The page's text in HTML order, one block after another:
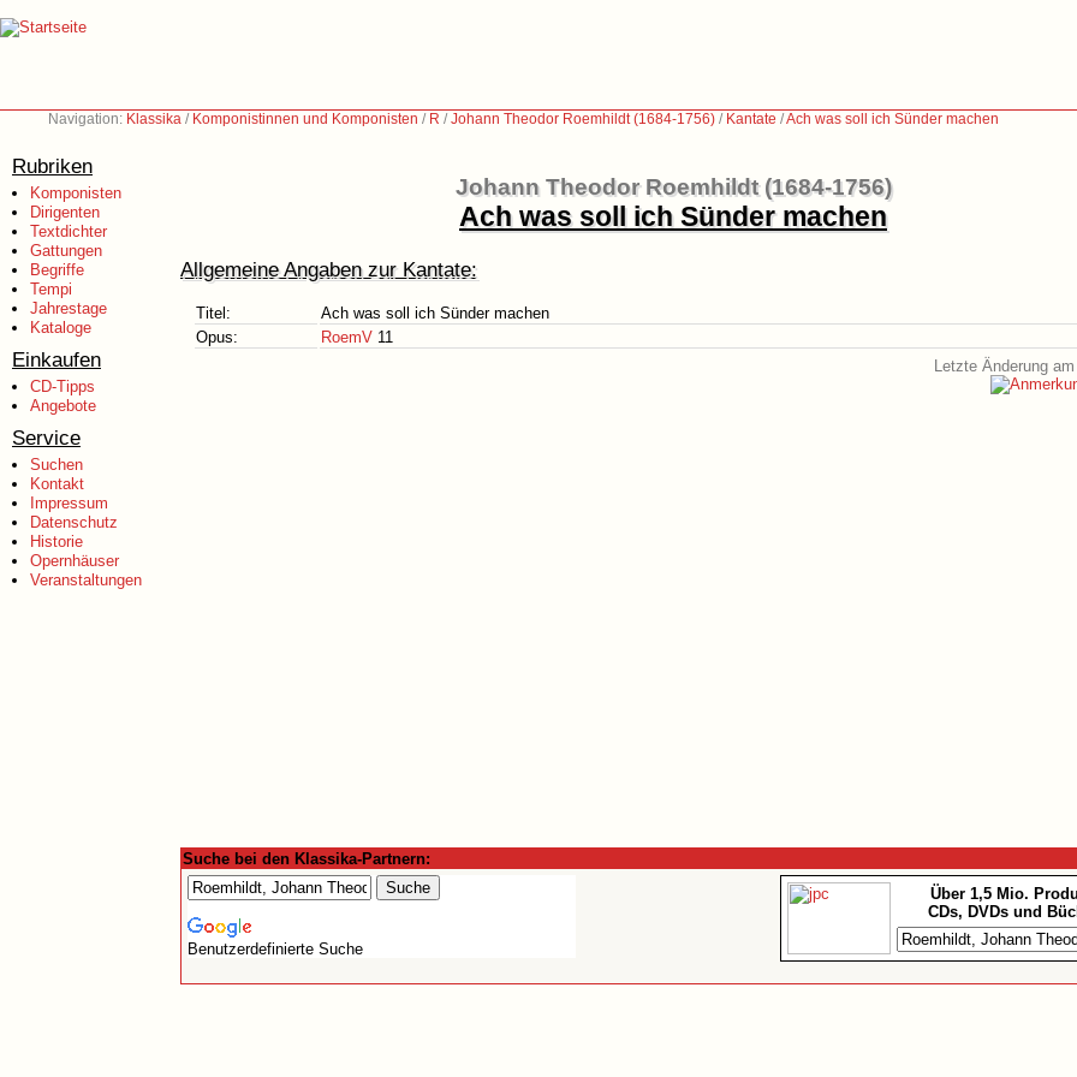
Navigation: Klassika / Komponistinnen und Komponisten / R /Johann Theodor Roemhildt (1684-1756) / Kantate /Ach was soll ich Sünder machen
Rubriken
Komponisten
Dirigenten
Textdichter
Gattungen
Begriffe
Tempi
Jahrestage
Kataloge
Einkaufen
CD-Tipps
Angebote
Service
Suchen
Kontakt
Impressum
Datenschutz
Historie
Opernhäuser
Veranstaltungen
Johann Theodor Roemhildt (1684-1756)
Ach was soll ich Sünder machen
Allgemeine Angaben zur Kantate:
Titel:
Ach was soll ich Sünder machen
Opus:
RoemV 11
Letzte Änderung
Suche bei den Klassika-Partnern:
Benutzerdefinierte Suche
Über 1,5 Mio.
CDs, DVDs und